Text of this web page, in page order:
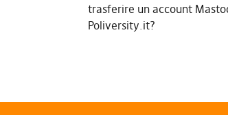
trasferire un account
Poliversity.it?